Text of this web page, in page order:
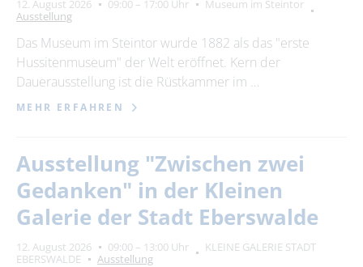
12. August 2026 09:00 – 17:00 Uhr
Museum im Steintor
Ausstellung
Das Museum im Steintor wurde 1882 als das "erste
Hussitenmuseum" der Welt eröffnet. Kern der
Dauerausstellung ist die Rüstkammer im …
MEHR ERFAHREN
Ausstellung "Zwischen zwei
Gedanken" in der Kleinen
Galerie der Stadt Eberswalde
12. August 2026 09:00 – 13:00 Uhr
KLEINE GALERIE STADT
EBERSWALDE
Ausstellung